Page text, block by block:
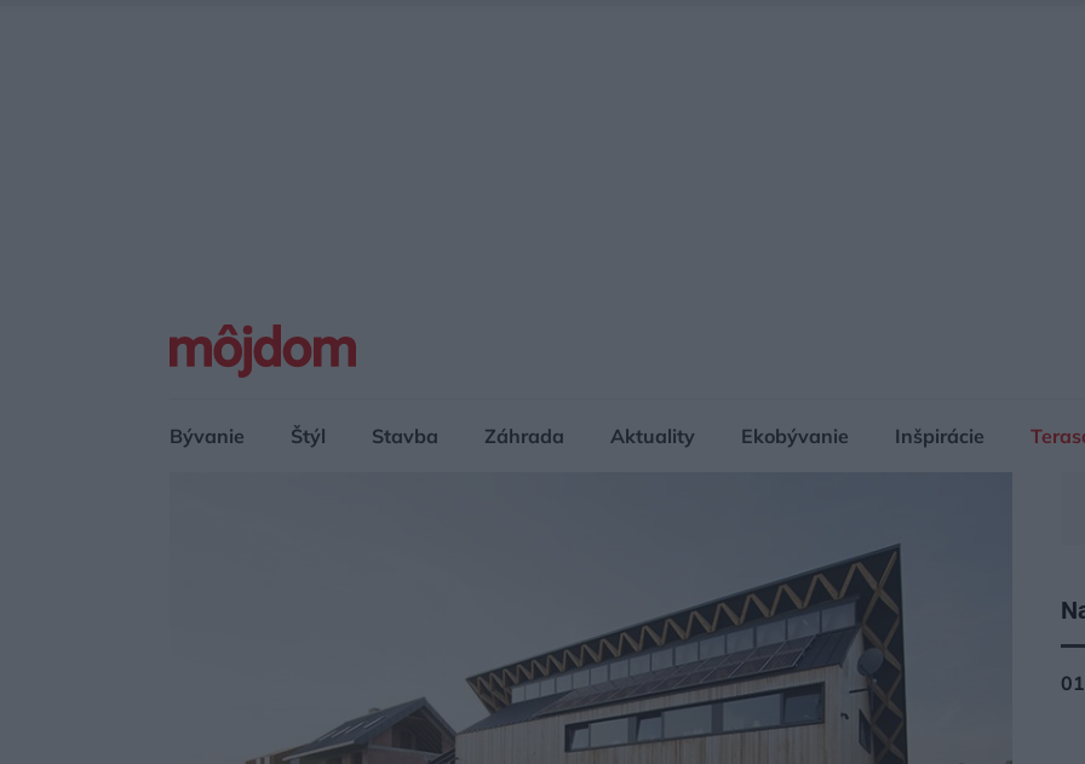
Bývanie Štýl Stavba Záhrada Aktuality Ekobývanie Inšpirácie